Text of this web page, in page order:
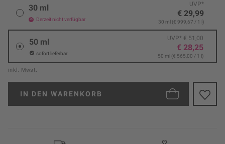
30 ml
Derzeit nicht verfügbar
UVP*
€ 29,99
30 ml (€ 999,67 / 1 l)
50 ml
sofort lieferbar
UVP* € 51,00
€ 28,25
50 ml (€ 565,00 / 1 l)
inkl. Mwst.
IN DEN WARENKORB